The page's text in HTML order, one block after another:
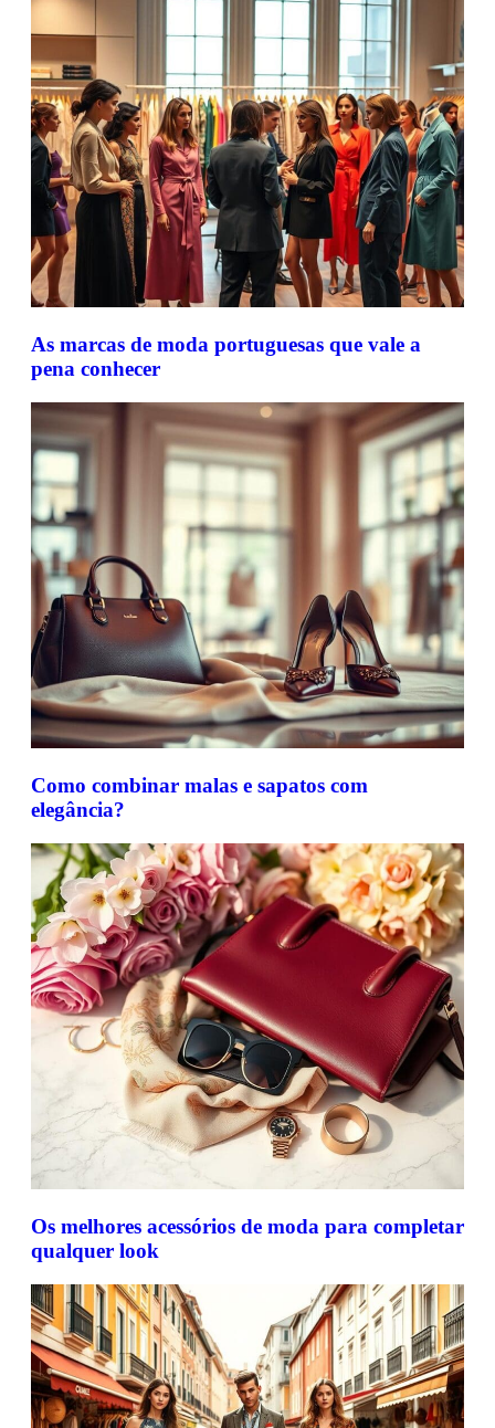
As marcas de moda portuguesas que vale a
pena conhecer
Como combinar malas e sapatos com
elegância?
Os melhores acessórios de moda para completar
qualquer look